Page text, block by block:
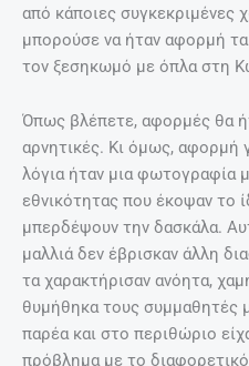
από κάποιες συγκεκριμένες
μπορούσε να ήταν αφορμή
τον ξεσηκωμό με όπλα στη
Όπως βλέπετε, αφορμές θα
αρνητικές. Κι όμως, αφορμή
λόγια ήταν μια φωτογραφία
εθνικότητας που έκοψαν το
μπερδέψουν την δασκάλα.
μαλλιά δεν έβρισκαν άλλη
τα χαρακτήρισαν ανόητα,
θυμήθηκα τους συμμαθητές
παρέα και στο περιθώριο
πρόβλημα με το